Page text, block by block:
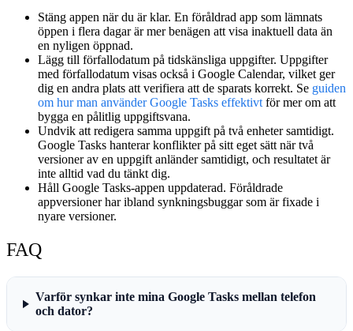
Stäng appen när du är klar. En föråldrad app som lämnats
öppen i flera dagar är mer benägen att visa inaktuell data än
en nyligen öppnad.
Lägg till förfallodatum på tidskänsliga uppgifter. Uppgifter
med förfallodatum visas också i Google Calendar, vilket ger
dig en andra plats att verifiera att de sparats korrekt. Se guiden
om hur man använder Google Tasks effektivt för mer om att
bygga en pålitlig uppgiftsvana.
Undvik att redigera samma uppgift på två enheter samtidigt.
Google Tasks hanterar konflikter på sitt eget sätt när två
versioner av en uppgift anländer samtidigt, och resultatet är
inte alltid vad du tänkt dig.
Håll Google Tasks-appen uppdaterad. Föråldrade
appversioner har ibland synkningsbuggar som är fixade i
nyare versioner.
FAQ
Varför synkar inte mina Google Tasks mellan telefon
och dator?